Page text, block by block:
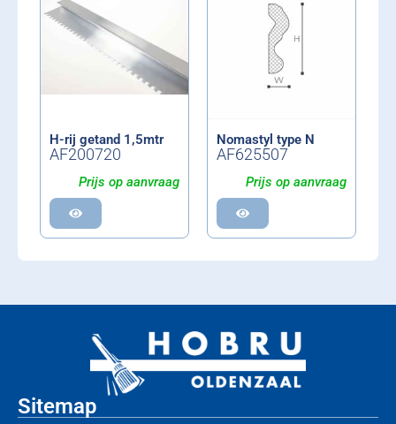
H-rij getand 1,5mtr
AF200720
Prijs op aanvraag
Nomastyl type N
AF625507
Prijs op aanvraag
Sitemap